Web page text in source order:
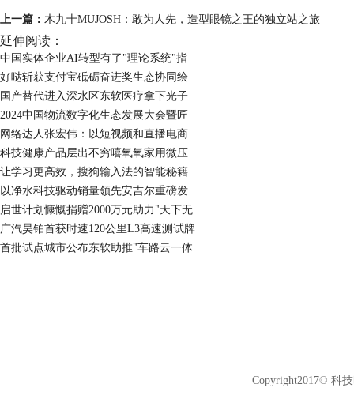
上一篇： 木九十MUJOSH：敢为人先，造型眼镜之王的独立站之旅
延伸阅读：
中国实体企业AI转型有了"理论系统"指
好哒斩获支付宝砥砺奋进奖生态协同绘
国产替代进入深水区东软医疗拿下光子
2024中国物流数字化生态发展大会暨匠
网络达人张宏伟：以短视频和直播电商
科技健康产品层出不穷嘻氧氧家用微压
让学习更高效，搜狗输入法的智能秘籍
以净水科技驱动销量领先安吉尔重磅发
启世计划慷慨捐赠2000万元助力"天下无
广汽昊铂首获时速120公里L3高速测试牌
首批试点城市公布东软助推"车路云一体
Copyright2017© 科